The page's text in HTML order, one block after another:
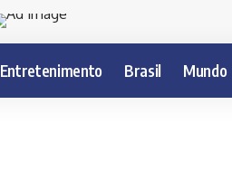
Entretenimento Brasil Mundo